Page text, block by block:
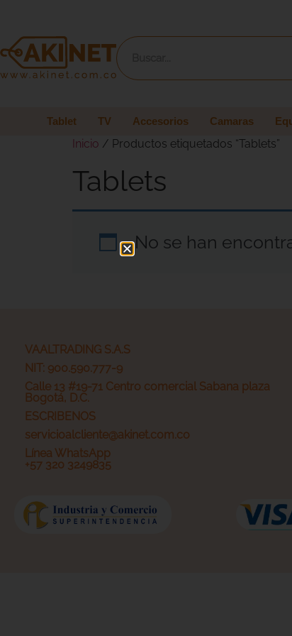
Tablet TV Accesorios Camaras
Inicio / Productos etiquetados “Tablets”
Tablets
No se han
VAALTRADING S.A.S
NIT: 900.590.777-9
Calle 13 #19-71 Centro comercial Sabana plaza
Bogotá, D.C.
ESCRIBENOS
servicioalcliente@akinet.com.co
Línea WhatsApp
+57 320 3249835